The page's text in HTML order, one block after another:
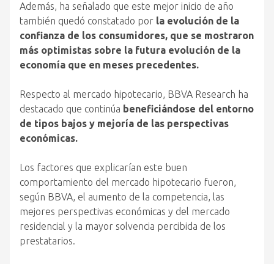
Además, ha señalado que este mejor inicio de año
también quedó constatado por la evolución de la
confianza de los consumidores, que se mostraron
más optimistas sobre la futura evolución de la
economía que en meses precedentes.
Respecto al mercado hipotecario, BBVA Research ha
destacado que continúa beneficiándose del entorno
de tipos bajos y mejoría de las perspectivas
económicas.
Los factores que explicarían este buen
comportamiento del mercado hipotecario fueron,
según BBVA, el aumento de la competencia, las
mejores perspectivas económicas y del mercado
residencial y la mayor solvencia percibida de los
prestatarios.